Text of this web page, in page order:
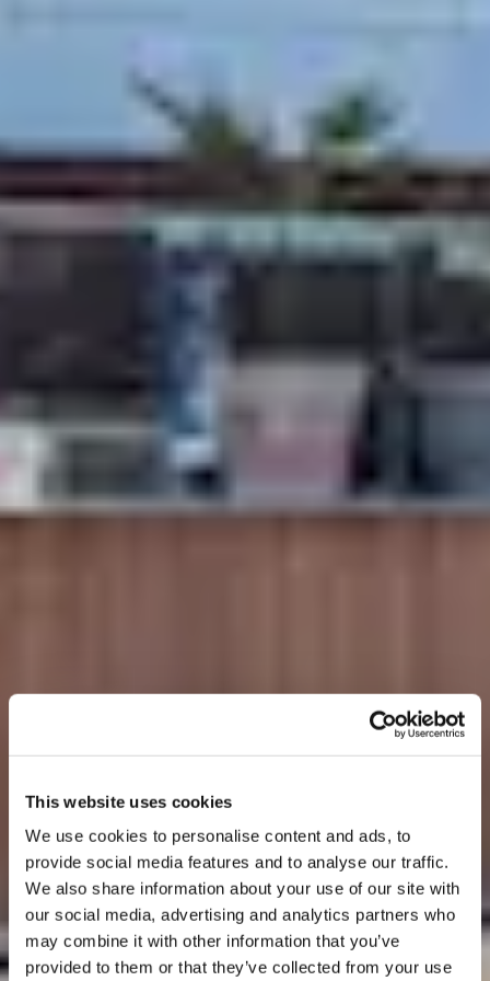
This website uses cookies
We use cookies to personalise content and ads, to
provide social media features and to analyse our traffic.
We also share information about your use of our site with
our social media, advertising and analytics partners who
may combine it with other information that you’ve
provided to them or that they’ve collected from your use